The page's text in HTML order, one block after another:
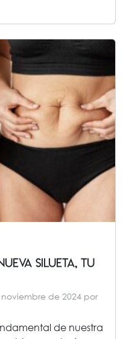
Silueta, Tu
de 2024 por
de nuestra